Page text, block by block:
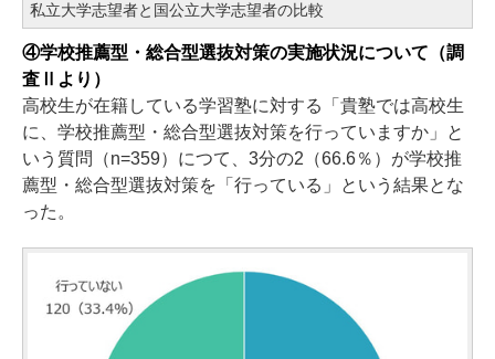
私立大学志望者と国公立大学志望者の比較
④学校推薦型・総合型選抜対策の実施状況について（調
査Ⅱより）
高校生が在籍している学習塾に対する「貴塾では高校生
に、学校推薦型・総合型選抜対策を行っていますか」と
いう質問（n=359）につて、3分の2（66.6％）が学校推
薦型・総合型選抜対策を「行っている」という結果とな
った。